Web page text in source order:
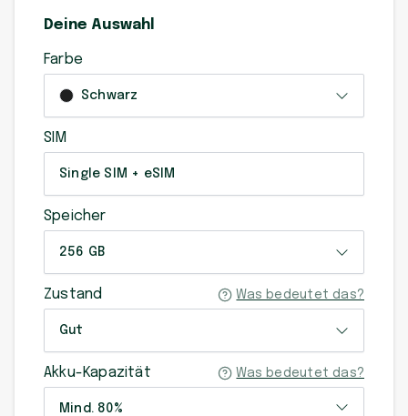
Deine Auswahl
Farbe
Schwarz
SIM
Single SIM + eSIM
Speicher
256 GB
Zustand Was bedeutet das?
Gut
Akku-Kapazität Was bedeutet das?
Mind. 80%